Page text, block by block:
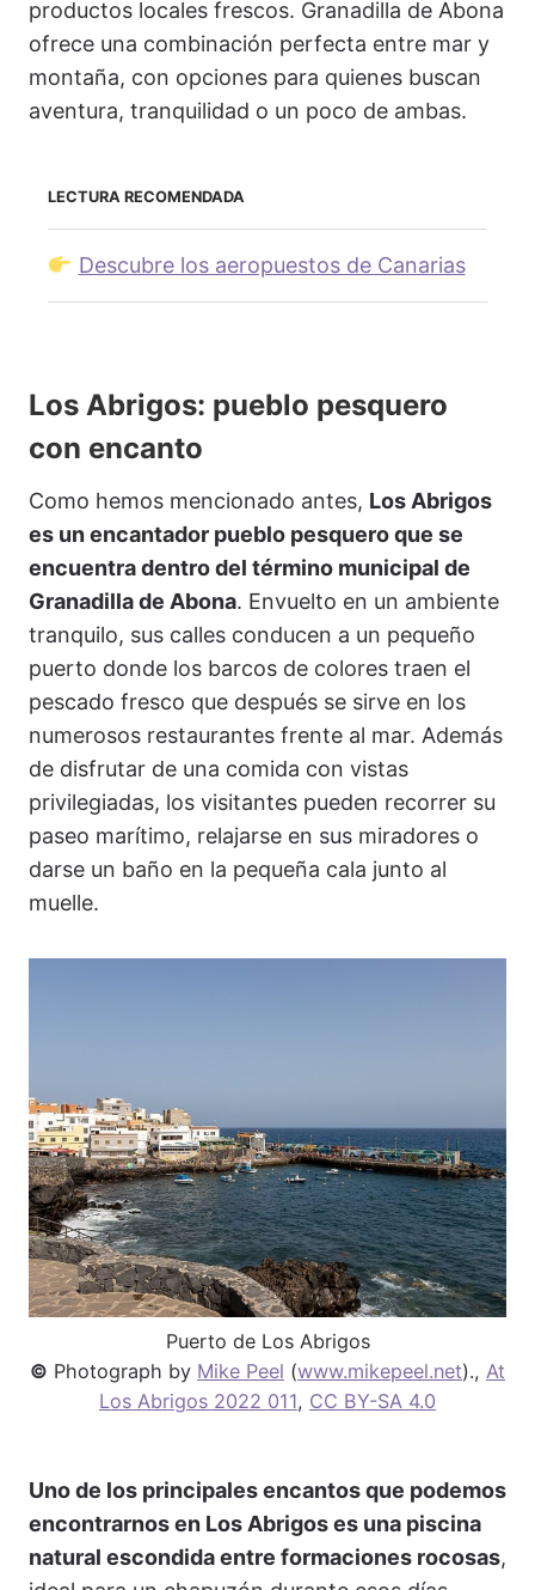
productos locales frescos. Granadilla de Abona
ofrece una combinación perfecta entre mar y
montaña, con opciones para quienes buscan
aventura, tranquilidad o un poco de ambas.
LECTURA RECOMENDADA
Descubre los aeropuestos de Canarias
Los Abrigos: pueblo pesquero
con encanto
Como hemos mencionado antes, Los Abrigos
es un encantador pueblo pesquero que se
encuentra dentro del término municipal de
Granadilla de Abona. Envuelto en un ambiente
tranquilo, sus calles conducen a un pequeño
puerto donde los barcos de colores traen el
pescado fresco que después se sirve en los
numerosos restaurantes frente al mar. Además
de disfrutar de una comida con vistas
privilegiadas, los visitantes pueden recorrer su
paseo marítimo, relajarse en sus miradores o
darse un baño en la pequeña cala junto al
muelle.
Puerto de Los Abrigos
© Photograph by Mike Peel (www.mikepeel.net)., At
Los Abrigos 2022 011, CC BY-SA 4.0
Uno de los principales encantos que podemos
encontrarnos en Los Abrigos es una piscina
natural escondida entre formaciones rocosas,